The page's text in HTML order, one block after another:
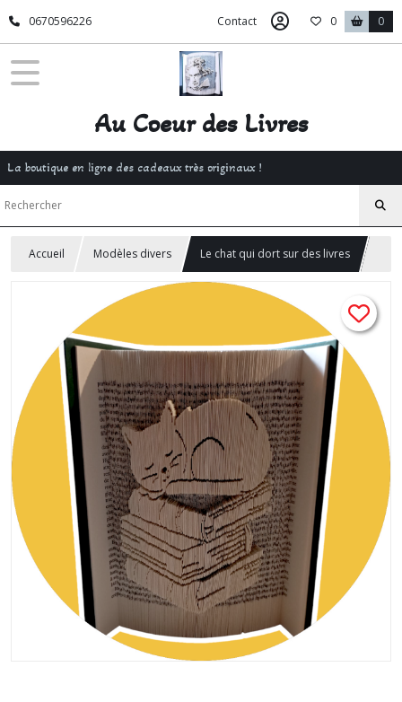
0670596226 Contact 0 0
Au Coeur des Livres
La boutique en ligne des cadeaux très originaux !
Accueil Modèles divers Le chat qui dort sur des livres